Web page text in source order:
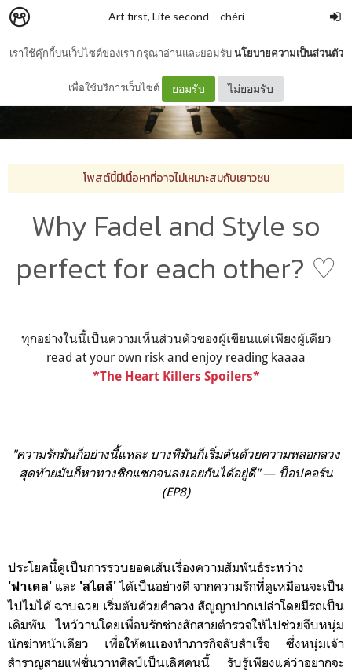
เราใช้คุ๊กกี้บนเว็บไซต์ของเรา กรุณาอ่านและยอมรับนโยบายความเป็นส่วนตัว
เพื่อใช้บริการเว็บไซต์ ยอมรับ ไม่ยอมรับ
Art first, Life second – chéri
โพสต์นี้มีเนื้อหาที่อาจไม่เหมาะสมกับเยาวชน
Why Fadel and Style so
perfect for each other? ♡
ทุกอย่างในนี้เป็นความเห็นส่วนตัวของผู้เขียนแต่เพียงผู้เดียว
read at your own risk and enjoy reading kaaaa
*The Heart Killers Spoilers*
"ความรักมันก็อย่างนี้แหละ บางทีมันก็เริ่มต้นด้วยความหลอกลวง
สุดท้ายมันก็หาทางซิกแซกจนลงเอยกันได้อยู่ดี"—ป็อปคอร์น
(EP8)
ประโยคนี้ดูเป็นการรวบยอดเส้นเรื่องความสัมพันธ์ระหว่าง
'ฟาเดล' และ 'สไตล์'ได้เป็นอย่างดี จากความรักที่ดูเหมือนจะเป็น
ไปไม่ได้ ฉาบฉวย เริ่มต้นด้วยคำลวง สัญญาปากเปล่าโดยมีรถเป็น
เดิมพัน ไหว้วานโดยเพื่อนรักช่างสักสายตำรวจให้ไปช่วยจีบหนุ่ม
นักฆ่าหน้าเดียว เพื่อให้ตนเองทำภารกิจลับสำเร็จ ซึ่งหนุ่มเจ้า
สำราญสายแฟชั่นวาทศิลป์เป็นเลิศคนนี้ รับรู้เพียงแค่ว่าอยากจะ